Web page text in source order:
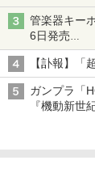
始！
管楽器キー
6日発売
チューバ、
【訃報】「
ガンプラ「
『機動新世